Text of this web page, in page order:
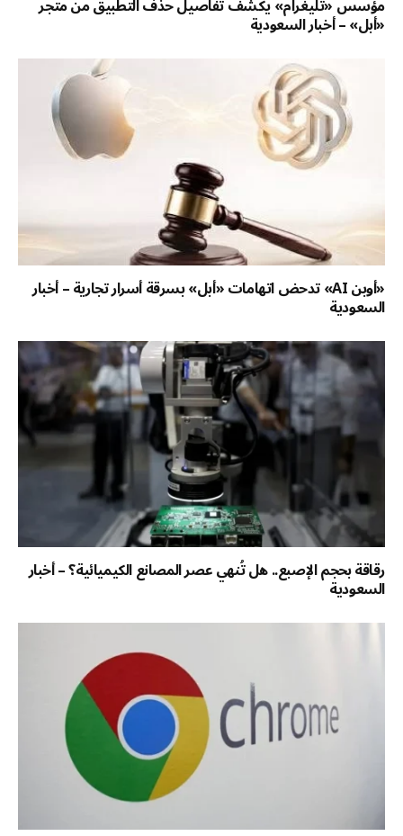
مؤسس «تليغرام» يكشف تفاصيل حذف التطبيق من متجر
«أبل» – أخبار السعودية
«أوبن AI» تدحض اتهامات «أبل» بسرقة أسرار تجارية – أخبار
السعودية
رقاقة بحجم الإصبع.. هل تُنهي عصر المصانع الكيميائية؟ – أخبار
السعودية